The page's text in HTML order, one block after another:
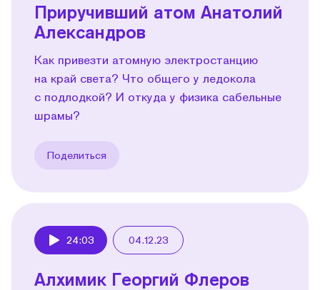
Приручивший атом Анатолий
Александров
Как привезти атомную электростанцию
на край света? Что общего у ледокола
с подлодкой? И откуда у физика сабельные
шрамы?
Поделиться
24:03 04.12.23
Алхимик Георгий Флеров